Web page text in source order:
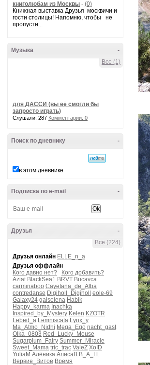
книголюбам из Москвы - (0)
Книжная выставка Друзья москвичи и
гости столицы! Напомню, чтобы не
пропусти...
-
Музыка
Все (1)
для ДАССИ (вы её смогли бы
запросто играть)
Слушали: 287 Комментарии: 0
-
Поиск по дневнику
в этом дневнике
-
Подписка по e-mail
-
Друзья
Все (224)
Друзья онлайн ELLE_n_a
Друзья оффлайн
Кого давно нет?
Кого добавить?
Aziat BlackSea1 BRVT Bucavca
carminaboo Cayetana_de_Alba
contredanse Digiholl_Digiholl
eole-69
Galaxy24 galselena Habik
Happy_karma Inachka
Inspired_by_Mystery Kelen KZOTR
Lebed_a Lemniscata Lynx_y
Ma_Atmo_Nidhi Mega_Ego nacht_gast
Olka_0803 Red_Lucky_Mouse
Sugarplum_Fairy Summer_Miracle
Sweet_Mama tric_trac ValeZ XoID
YuliaM Алёника АлисаВ В_А_Ш
Вервие_Витое Время